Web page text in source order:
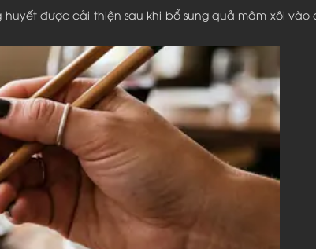
được cải thiện sau khi bổ sung quả mâm xôi vào